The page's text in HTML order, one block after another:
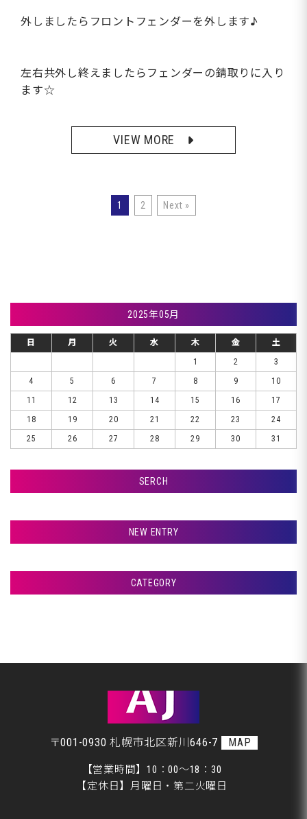
外しましたらフロントフェンダーを外します♪
左右共外し終えましたらフェンダーの錆取りに入り
ます☆
VIEW MORE
1 2 Next »
2025年05月
日 月 火 水 木 金
土
1
2
3
4
5 6 7 8 9
10
11
12 13 14 15 16
17
18
19 20 21 22 23
24
25
26 27 28 29 30 31
SERCH
NEW ENTRY
室蘭市Ｇ様ランクル、パテ入れです♪
室蘭市Ｇ様ランクル、錆取り完了です♪
CATEGORY
美装
〒001-0930 札幌市北区新川646-7 MAP
【営業時間】10：00～18：30
【定休日】月曜日・第二火曜日